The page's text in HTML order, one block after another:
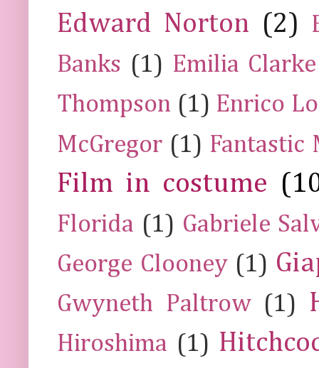
Edward Norton (2)
Banks (1) Emilia Clarke
Thompson (1) Enrico
McGregor (1) Fantastic
Film in costume
Florida (1) Gabriele
George Clooney (1)
Gwyneth Paltrow (1)
Hiroshima (1)